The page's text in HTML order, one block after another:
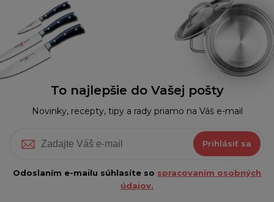
To najlepšie do Vašej pošty
Novinky, recepty, tipy a rady priamo na Váš e-mail
Prihlásiť sa
Odoslaním e-mailu súhlasíte so spracovaním osobných
údajov.